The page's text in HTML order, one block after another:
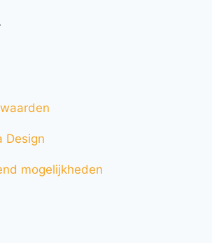
Design
mogelijkheden